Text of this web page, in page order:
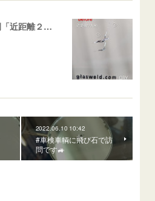
飛び石ひび割れ 施工例「近距離２箇所・パーシャル系+ストレート系」CX-8
2022.06.10 10:42
#車検車輌に飛び石で訪
問です🚙